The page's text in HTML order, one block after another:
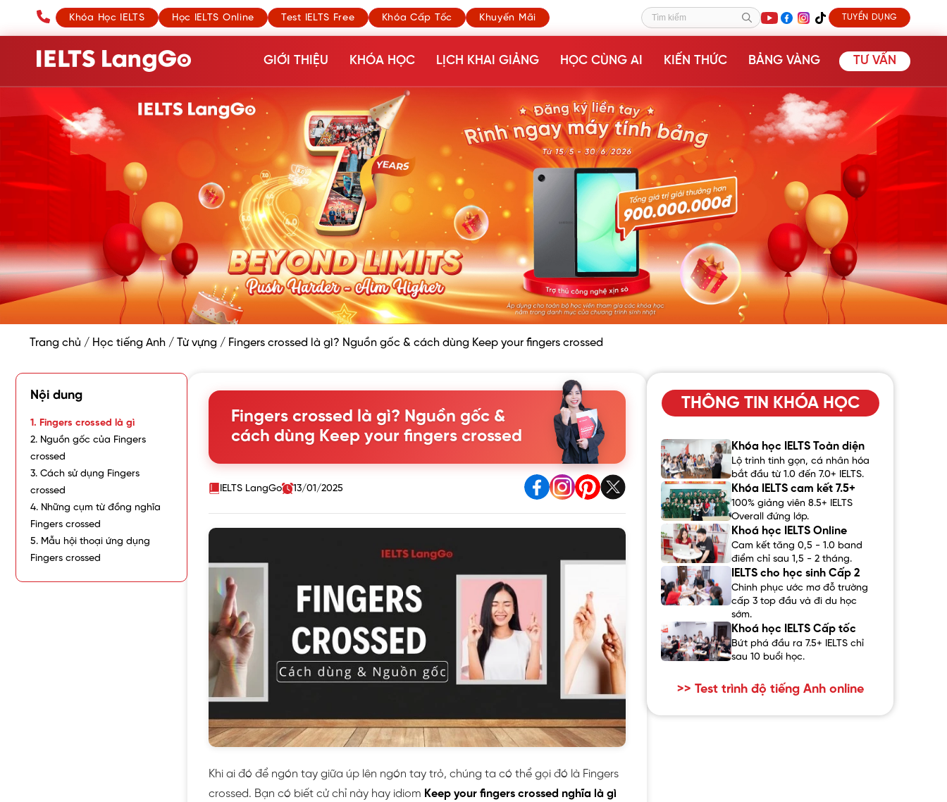
Khóa Học IELTS Học IELTS Online Test IELTS Free Khóa Cấp Tốc Khuyến Mãi Tìm kiếm TUYỂN DỤNG
GIỚI THIỆU KHÓA HỌC LỊCH KHAI GIẢNG HỌC CÙNG AI KIẾN THỨC BẢNG VÀNG TƯ VẤN
Trang chủ / Học tiếng Anh / Từ vựng / Fingers crossed là gì? Nguồn gốc & cách dùng Keep your fingers crossed
Nội dung
1. Fingers crossed là gì
2. Nguồn gốc của Fingers
crossed
3. Cách sử dụng Fingers
crossed
4. Những cụm từ đồng nghĩa
Fingers crossed
5. Mẫu hội thoại ứng dụng
Fingers crossed
Fingers crossed là gì? Nguồn gốc &
cách dùng Keep your fingers crossed
IELTS LangGo 13/01/2025
Khi ai đó để ngón tay giữa úp lên ngón tay trỏ, chúng ta có thể gọi đó là Fingers
crossed. Bạn có biết cử chỉ này hay idiom Keep your fingers crossed nghĩa là gì
THÔNG TIN KHÓA HỌC
Khóa học IELTS Toàn diện
Lộ trình tinh gọn, cá nhân hóa
bắt đầu từ 1.0 đến 7.0+ IELTS.
Khóa IELTS cam kết 7.5+
100% giảng viên 8.5+ IELTS
Overall đứng lớp.
Khoá học IELTS Online
Cam kết tăng 0,5 - 1.0 band
điểm chỉ sau 1,5 - 2 tháng.
IELTS cho học sinh Cấp 2
Chinh phục ước mơ đỗ trường
cấp 3 top đầu và đi du học
sớm.
Khoá học IELTS Cấp tốc
Bứt phá đầu ra 7.5+ IELTS chỉ
sau 10 buổi học.
>> Test trình độ tiếng Anh online